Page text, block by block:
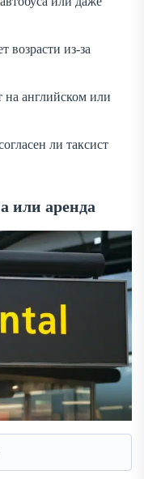
из-за
на английском или
ли таксист
или аренда